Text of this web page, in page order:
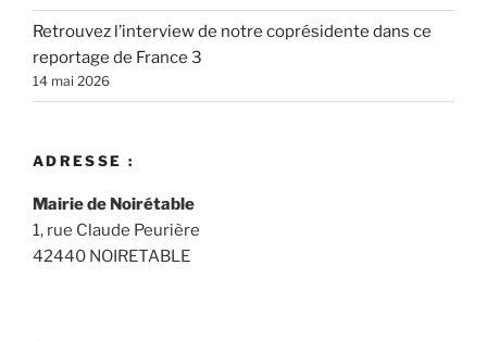
Retrouvez l’interview de notre coprésidente dans ce
reportage de France 3
14 mai 2026
ADRESSE :
Mairie de Noirétable
1, rue Claude Peurière
42440 NOIRETABLE